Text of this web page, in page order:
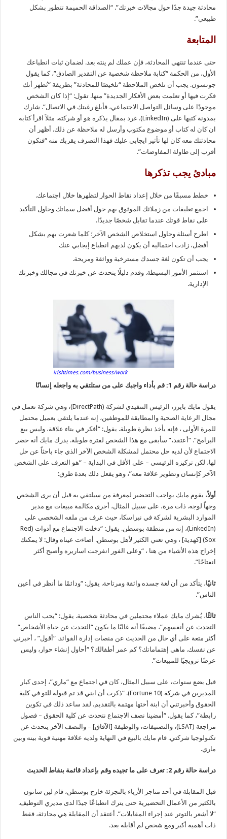
محادثة جيدة جدًا حول مجالات خبرتك”. “الصداقة الحميمة تتطور بشكل
طبيعي”.
المتابعة
حتى عندما تنتهي المحادثة، فإن عملك لم ينته بعد. لضمان ثبات انطباعك
الأول، من الحكمة “كتابة ملاحظة شخصية عن التقدير الصادق”، كما يقول
جونسون. يجب أن تلخص الملاحظة “تلخيصًا للمحادثة” بطريقة “تُظهر أنك
فكرت فيها أو تعلمت بعض الأفكار الجديدة” منها. تقول: “إذا كان الشخص
موجودًا على وسائل التواصل الاجتماعي، فأبلغ رغبتك في الاتصال”. شارك
بمدونة كتبها على (LinkedIn). غرد بمقال يذكره هو أو شركته. مثلاً اقرأ كتابه
ان كان له كتاب أو موضوع مكتوب وأرسل له ملاحظة عن ذلك. أظهر أن
محادثتك معه كان لها تأثير ايجابي عليك فهذا التصرف يقربك منه “فتكون
أقرب إلى طاولة المفاوضات”.
مبادئ يجب تذكرها
خطط مسبقًا من خلال إعداد نقاط الحوار لتظهرها خلال اجتماعك.
اجمع تعليقات من زملائك الموثوق بهم حول أفضل سماتك وحاول التأكيد
على نقاط قوتك عندما تقابل شخصًا جديدًا.
اطرح أسئلة وحاول استخلاص الشخص الآخر؛ كلما شعرت بهم بشكل
أفضل، زادت احتمالية أن يكون لديهم انطباع إيجابي عنك
يجب أن تكون لغة جسدك مسترخية وواثقة ومريحة.
استثمر الأمور البسيطة. وقدم دليلًا يتحدث عن خبرتك في مجالك وخبرتك
الإدارية.
irishtimes.com/business/work
دراسة حالة رقم 1: قم بأداء واجبك على من ستلتقي به واجعله إنسانًا
يقول مايك بايرز، الرئيس التنفيذي لشركة (DirectPath)، وهي شركة تعمل في
مجال الرعاية الصحية والمطابقة للموظفين، إنه عندما يلتقي بعميل محتمل
للمرة الأولى ، فإنه يأخذ نظرة طويلة. يقول: “أفكر في بناء علاقة، وليس بيع
البرامج”. “أعتقد،” سأبقى مع هذا الشخص لفترة طويلة. يدرك مايك أنه حضر
الاجتماع لأن لديه حل محتمل لمشكلة الشخص الآخر الذي جاء باحثاً عن حل
لها، لكن تركيزه الرئيسي – على الأقل في البداية – “هو التعرف على الشخص
الآخر كإنسان وتطوير علاقة معه”، وهو يفعل ذلك بعدة طرق:
أولاً، يقوم مايك بواجب التحضير لمعرفة من سيلتقي به قبل أن يرى الشخص
وجهاً لوجه. ذات مرة، على سبيل المثال، أجرى مكالمة مبيعات مع مدير
الموارد البشرية لشركة في نبراسكا، حيث عرف من ملفه الشخصي على
(LinkedIn)، إنه من منطقة بوسطن. يقول: “دخلت الاجتماع مع أدوات (Red
Sox) [كهدية] ، وهي تعني الكثير لأهل بوسطن. أضاءت عيناه وقال: لا يمكنك
إخراج هذه الأشياء من هنا ، “وعلى الفور انفرجت اساريره وأصبح أكثر
انفتاحًا”.
ثانيًا، يتأكد من أن لغة جسده واثقة ومرتاحة. يقول: “ودائمًا ما أنظر في أعين
الناس”.
ثالثًا، يُشرك مايك عملاء محتملين في محادثة شخصية. يقول: “يحب الناس
التحدث عن أنفسهم”، مضيفًا أنه غالبًا ما يكون “التحدث عن حياة الأشخاص”
أكثر متعة على أي حال من الحديث عن منصات إدارة الفوائد. “أقول” ، أخبرني
عن نفسك. ماهي إهتماماتك؟ كم عمر أطفالك؟ “أحاول إنشاء حوار، وليس
عرضًا ترويجيًا للمبيعات”.
قبل بضع سنوات، على سبيل المثال، كان في اجتماع مع “ماري”، إحدى كبار
المديرين في شركة (Fortune 10). “ذكرت أن ابني قد تم قبوله للتو في كلية
الحقوق وأخبرتني أن ابنة أختها مهتمة بالتقديم. لقد ساعد ذلك في تكوين
رابطة”، كما يقول. “أمضينا نصف الاجتماع نتحدث عن كلية الحقوق – فصول
مراجعة (LSAT)، والتصنيفات، والوظيفة [الآفاق] – والنصف الآخر يتحدث عن
تكنولوجيا شركتي. قام مايك بالبيع في النهاية ولديه علاقة مهنية قوية بينه وبين
ماري.
دراسة حالة رقم 2: تعرف على ما تجيده وقم بإعداد قائمة بنقاط الحديث
قبل المقابلة في أحد متاجر الأزياء بالتجزئة خارج بوسطن، قام لين ساتون
بالكثير من الأعمال التحضيرية حتى يترك انطباعًا جيدًا لدى مديري التوظيف.
“لا أشعر بالتوتر عند إجراء المقابلات”. أعتقد أن المقابلة هي محادثة، فقط
ذات أهمية أكبر ومع شخص لم أقابله بعد.